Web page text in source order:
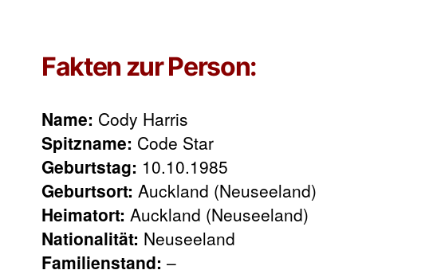
Fakten zur Person:
Name: Cody Harris
Spitzname: Code Star
Geburtstag: 10.10.1985
Geburtsort: Auckland (Neuseeland)
Heimatort: Auckland (Neuseeland)
Nationalität: Neuseeland
Familienstand: –